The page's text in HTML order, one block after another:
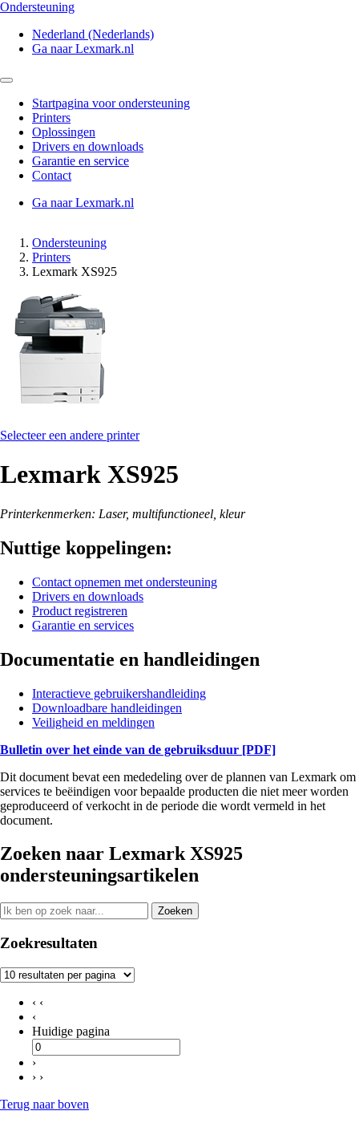
Ondersteuning
Nederland (Nederlands)
Ga naar Lexmark.nl
Startpagina voor ondersteuning
Printers
Oplossingen
Drivers en downloads
Garantie en service
Contact
Ga naar Lexmark.nl
Ondersteuning
Printers
Lexmark XS925
Selecteer een andere printer
Lexmark XS925
Printerkenmerken: Laser, multifunctioneel, kleur
Nuttige koppelingen:
Contact opnemen met ondersteuning
Drivers en downloads
Product registreren
Garantie en services
Documentatie en handleidingen
Interactieve gebruikershandleiding
Downloadbare handleidingen
Veiligheid en meldingen
Bulletin over het einde van de gebruiksduur [PDF]
Dit document bevat een mededeling over de plannen van Lexmark om
services te beëindigen voor bepaalde producten die niet meer worden
geproduceerd of verkocht in de periode die wordt vermeld in het
document.
Zoeken naar Lexmark XS925
ondersteuningsartikelen
Zoeken
Zoekresultaten
‹ ‹
‹
Huidige pagina
›
› ›
Terug naar boven